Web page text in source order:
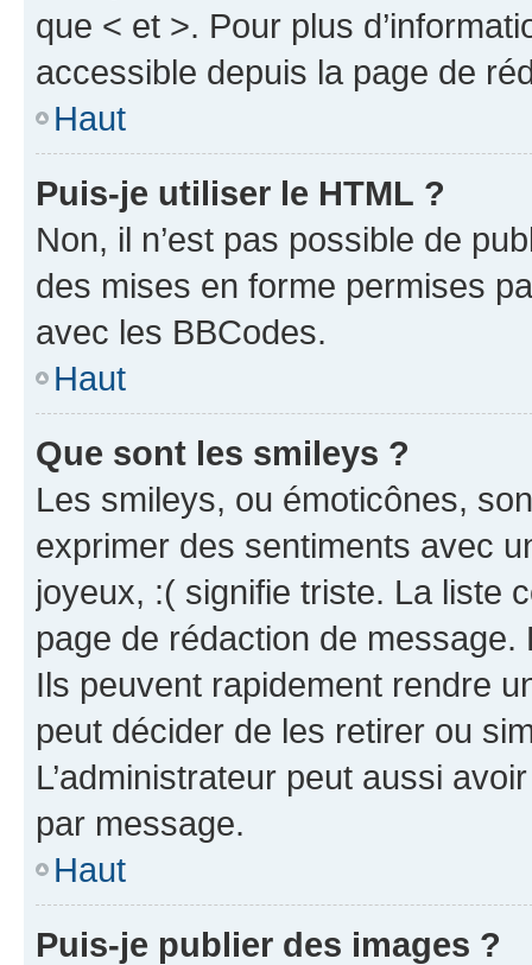
que < et >. Pour plus
accessible depuis la page de
Haut
Puis-je utiliser le HTML ?
Non, il n’est pas possible de
des mises en forme permises
avec les BBCodes.
Haut
Que sont les smileys ?
Les smileys, ou émoticônes,
exprimer des sentiments avec
joyeux, :( signifie triste. La liste
page de rédaction de
Ils peuvent rapidement rendre
peut décider de les retirer ou
L’administrateur peut aussi
par message.
Haut
Puis-je publier des images ?